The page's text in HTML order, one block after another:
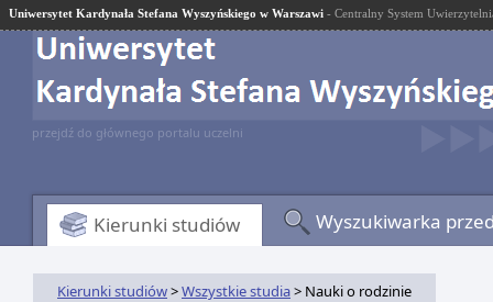
Uniwersytet Kardynała Stefana Wyszyńskiego w Warszawi - Centralny System
przejdź do głównego portalu uczelni
Kierunki studiów Wyszukiwarka
Kierunki studiów>Wszystkie studia> Nauki o rodzinie